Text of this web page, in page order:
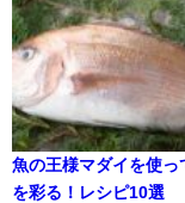
魚の王様マダイを使っ
を彩る！レシピ10選